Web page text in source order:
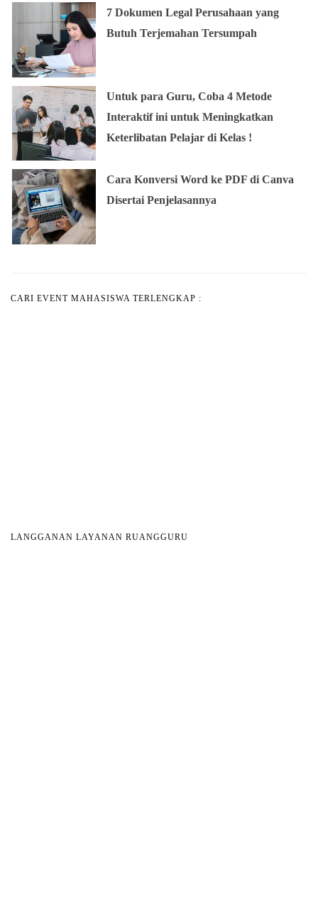
7 Dokumen Legal Perusahaan yang
Butuh Terjemahan Tersumpah
Untuk para Guru, Coba 4 Metode
Interaktif ini untuk Meningkatkan
Keterlibatan Pelajar di Kelas !
Cara Konversi Word ke PDF di Canva
Disertai Penjelasannya
CARI EVENT MAHASISWA TERLENGKAP :
LANGGANAN LAYANAN RUANGGURU